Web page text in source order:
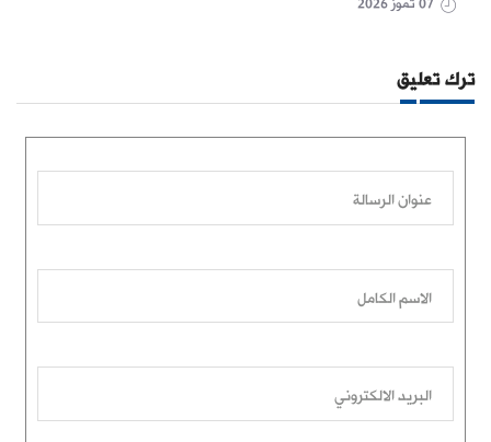
ترك تعليق
عنوان الرسالة
الاسم الكامل
البريد الالكتروني